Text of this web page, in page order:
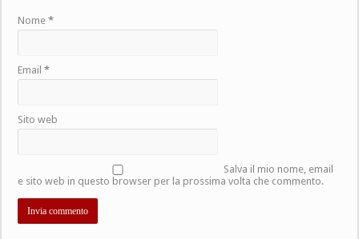
Nome*
Email*
Sito web
Salva il mio nome, email
e sito web in questo browser per la prossima volta che commento.